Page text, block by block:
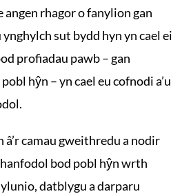
angen rhagor o fanylion gan
sut bydd hyn yn cael ei
profiadau pawb – gan
hŷn – yn cael eu cofnodi a’u
camau gweithredu a nodir
hanfodol bod pobl hŷn wrth
datblygu a darparu